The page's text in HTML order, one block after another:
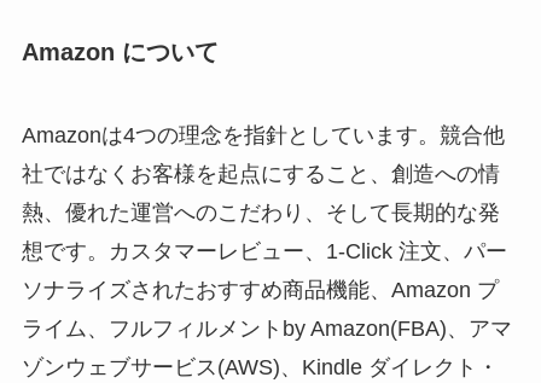
Amazon について
Amazonは4つの理念を指針としています。競合他
社ではなくお客様を起点にすること、創造への情
熱、優れた運営へのこだわり、そして長期的な発
想です。カスタマーレビュー、1-Click 注文、パー
ソナライズされたおすすめ商品機能、Amazon プ
ライム、フルフィルメントby Amazon(FBA)、アマ
ゾンウェブサービス(AWS)、Kindle ダイレクト・